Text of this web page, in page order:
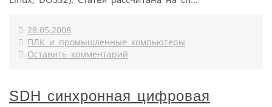
28.05.2008
ПЛК и промышленные компьютеры
Оставить комментарий
SDH синхронная цифровая